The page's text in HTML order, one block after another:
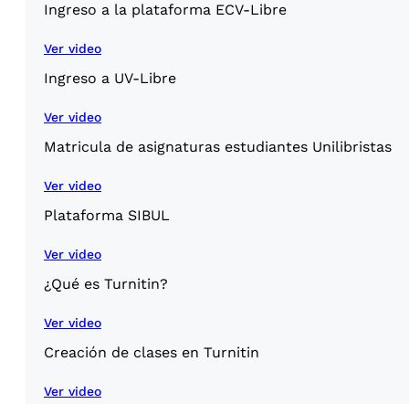
Ingreso a la plataforma ECV-Libre
Ver video
Ingreso a UV-Libre
Ver video
Matricula de asignaturas estudiantes Unilibristas
Ver video
Plataforma SIBUL
Ver video
¿Qué es Turnitin?
Ver video
Creación de clases en Turnitin
Ver video